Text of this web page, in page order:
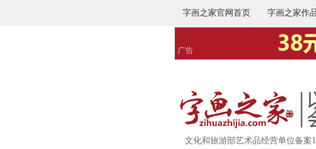
字画之家官网首页 字画之家作
广告
文化和旅游部艺术品经营单位备案